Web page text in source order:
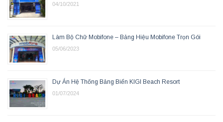
04/10/2021
Làm Bộ Chữ Mobifone – Bảng Hiệu Mobifone Trọn Gói
05/06/2023
Dự Án Hệ Thống Bảng Biển KIGI Beach Resort
01/07/2024